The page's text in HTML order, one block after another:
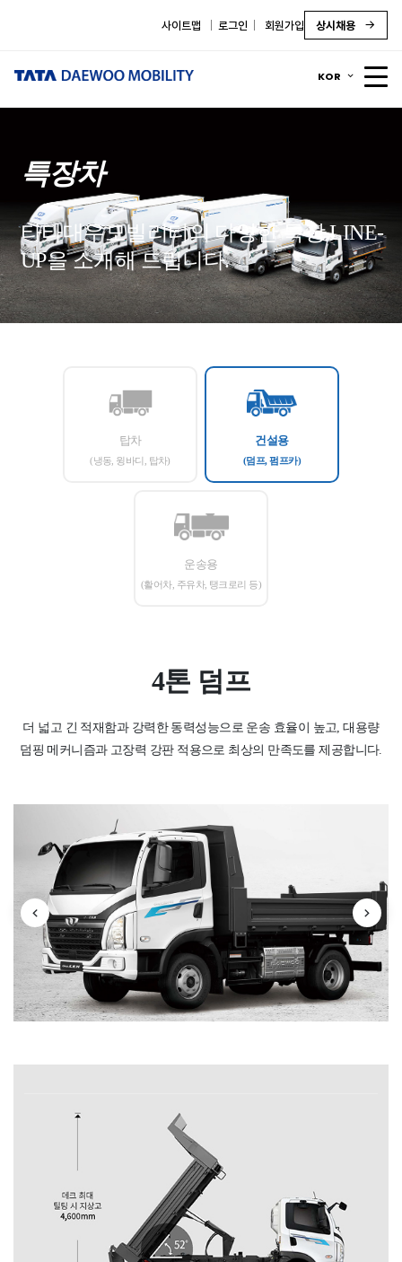
사이트맵 로그인 회원가입 상시채용
KOR
특장차
타타대우모빌리티의 다양한 특장 LINE-
UP을 소개해 드립니다.
탑차
(냉동, 윙바디, 탑차)
건설용
(덤프, 펌프카)
운송용
(활어차, 주유차, 탱크로리 등)
4톤 덤프
더 넓고 긴 적재함과 강력한 동력성능으로 운송 효율이 높고, 대용량
덤핑 메커니즘과 고장력 강판 적용으로 최상의 만족도를 제공합니다.